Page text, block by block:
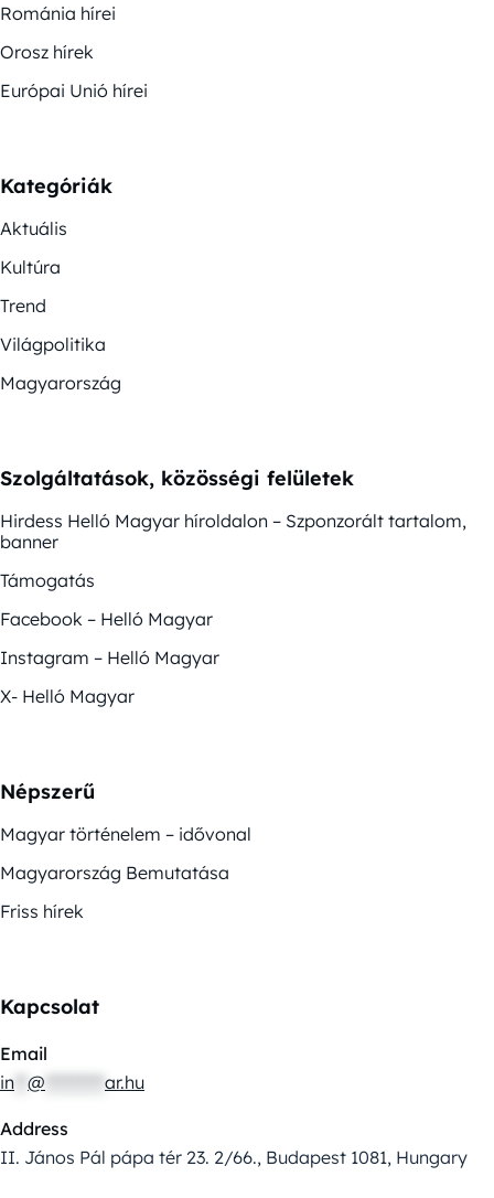
Románia hírei
Orosz hírek
Európai Unió hírei
Kategóriák
Aktuális
Kultúra
Trend
Világpolitika
Magyarország
Szolgáltatások, közösségi felületek
Hirdess Helló Magyar híroldalon – Szponzorált tartalom,
banner
Támogatás
Facebook – Helló Magyar
Instagram – Helló Magyar
X- Helló Magyar
Népszerű
Magyar történelem – idővonal
Magyarország Bemutatása
Friss hírek
Kapcsolat
Email
in @ ar.hu
Address
II. János Pál pápa tér 23. 2/66., Budapest 1081, Hungary